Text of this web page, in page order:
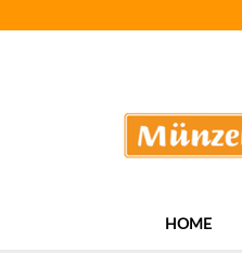
HOME